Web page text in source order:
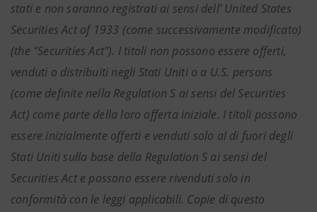
stati e non saranno registrati ai sensi dell’ United States
Securities Act of 1933 (come successivamente modificato)
(the "Securities Act"). I titoli non possono essere offerti,
venduti o distribuiti negli Stati Uniti o a U.S. persons
(come definite nella Regulation S ai sensi del Securities
Act) come parte della loro offerta iniziale. I titoli possono
essere inizialmente offerti e venduti solo al di fuori degli
Stati Uniti sulla base della Regulation S ai sensi del
Securities Act e possono essere rivenduti solo in
conformità con le leggi applicabili. Copie di questo